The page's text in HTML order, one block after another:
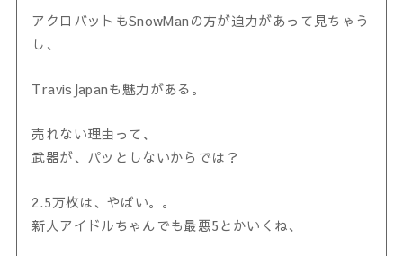
アクロバットもSnowManの方が迫力があって見ちゃう
し、
TravisJapanも魅力がある。
売れない理由って、
武器が、パッとしないからでは？
2.5万枚は、やばい。。
新人アイドルちゃんでも最悪5とかいくね、